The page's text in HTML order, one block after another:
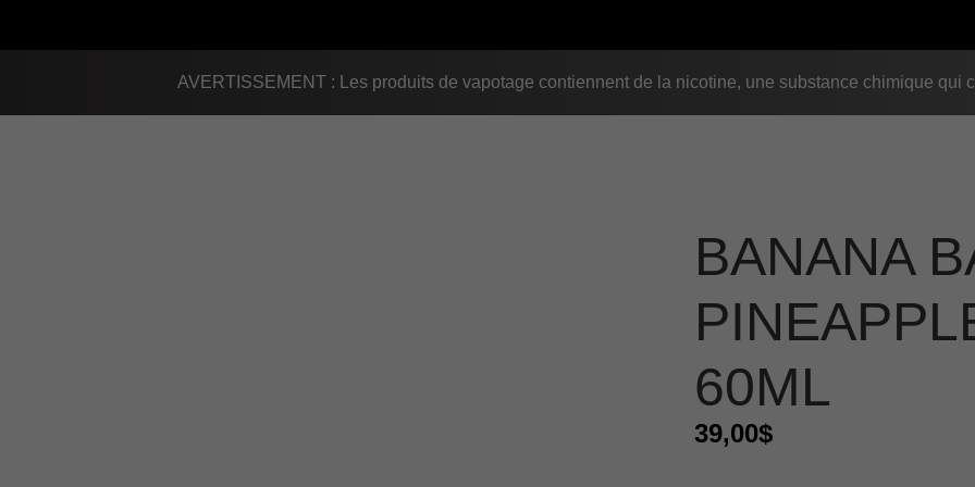
AVERTISSEMENT : Les produits de vapotage contiennent de la nicotine, une substance chimique qui
BANANA
60ML
39,00$